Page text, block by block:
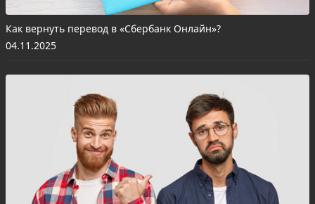
Как вернуть перевод в «Сбербанк Онлайн»?
04.11.2025